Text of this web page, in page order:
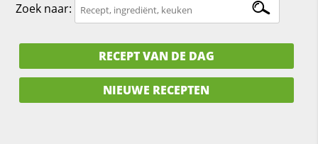
Zoek naar:
RECEPT VAN DE DAG
NIEUWE RECEPTEN